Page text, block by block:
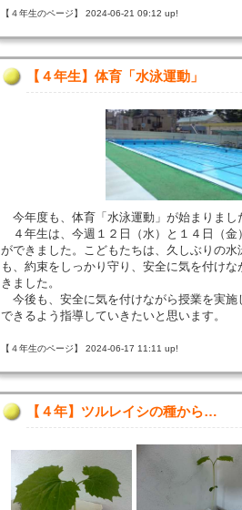
【４年生のページ】 2024-06-21 09:12 up!
【４年生】体育「水泳運動」
今年度も、体育「水泳運動」が始まりまし
４年生は、今週１２日（水）と１４日（金
ができました。こどもたちは、久しぶりの水
も、約束をしっかり守り、安全に気を付け
きました。
今後も、安全に気を付けながら授業を実施
できるよう指導していきたいと思います。
【４年生のページ】 2024-06-17 11:11 up!
【４年】ツルレイシの種から…